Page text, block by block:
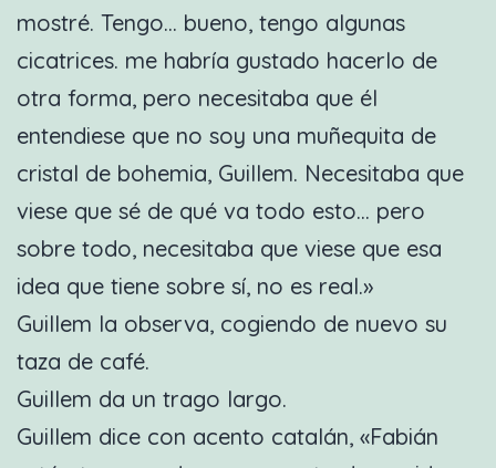
mostré. Tengo… bueno, tengo algunas
cicatrices. me habría gustado hacerlo de
otra forma, pero necesitaba que él
entendiese que no soy una muñequita de
cristal de bohemia, Guillem. Necesitaba que
viese que sé de qué va todo esto… pero
sobre todo, necesitaba que viese que esa
idea que tiene sobre sí, no es real.»
Guillem la observa, cogiendo de nuevo su
taza de café.
Guillem da un trago largo.
Guillem dice con acento catalán, «Fabián